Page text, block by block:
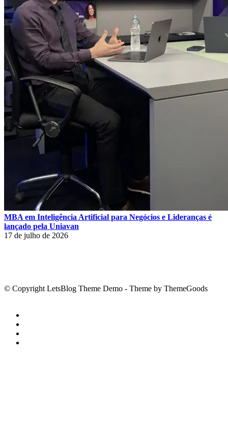
MBA em Inteligência Artificial para Negócios e Lideranças é
lançado pela Uniavan
17 de julho de 2026
© Copyright LetsBlog Theme Demo - Theme by ThemeGoods